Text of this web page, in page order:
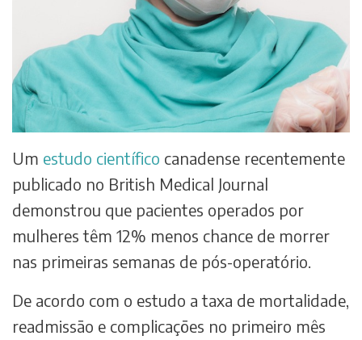
Um estudo científico canadense recentemente
publicado no British Medical Journal
demonstrou que pacientes operados por
mulheres têm 12% menos chance de morrer
nas primeiras semanas de pós-operatório.
De acordo com o estudo a taxa de mortalidade,
readmissão e complicações no primeiro mês